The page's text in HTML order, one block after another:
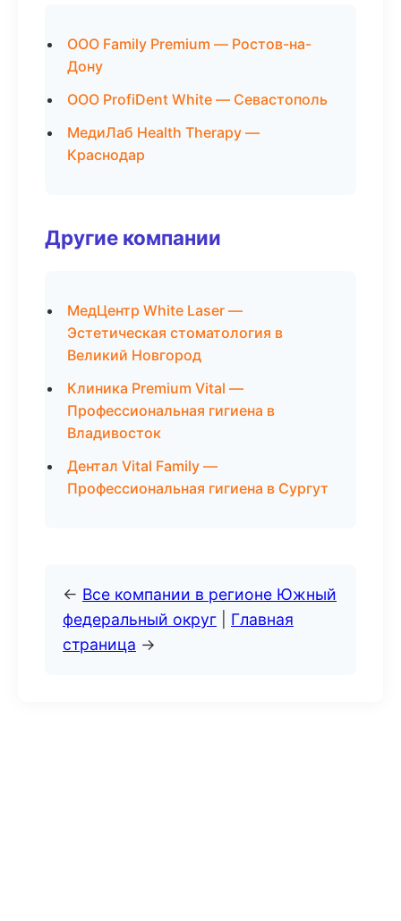
ООО Family Premium — Ростов-на-
Дону
ООО ProfiDent White — Севастополь
МедиЛаб Health Therapy —
Краснодар
Другие компании
МедЦентр White Laser —
Эстетическая стоматология в
Великий Новгород
Клиника Premium Vital —
Профессиональная гигиена в
Владивосток
Дентал Vital Family —
Профессиональная гигиена в Сургут
← Все компании в регионе Южный
федеральный округ
Главная
страница →